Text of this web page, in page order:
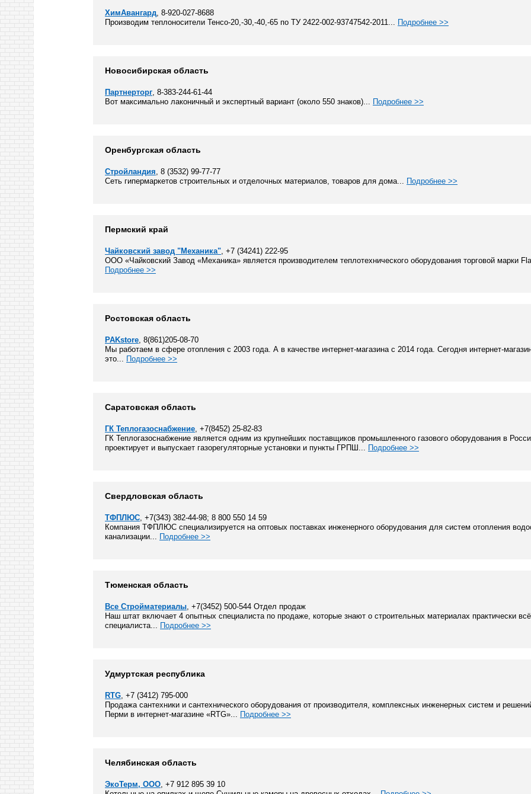
ХимАвангард, 8-920-027-8688
Производим теплоносители Тенсо-20,-30,-40,-65 по ТУ 2422-002-93747542-2011... Подробнее >>
Новосибирская область
Партнерторг, 8-383-244-61-44
Вот максимально лаконичный и экспертный вариант (около 550 знаков)... Подробнее >>
Оренбургская область
Стройландия, 8 (3532) 99-77-77
Сеть гипермаркетов строительных и отделочных материалов, товаров для дома... Подробнее >>
Пермский край
Чайковский завод "Механика", +7 (34241) 222-95
ООО «Чайковский Завод «Механика» является производителем теплотехнического оборудования торговой марки
Подробнее >>
Ростовская область
PAKstore, 8(861)205-08-70
Мы работаем в сфере отопления с 2003 года. А в качестве интернет-магазина с 2014 года. Сегодня интернет-
это... Подробнее >>
Саратовская область
ГК Теплогазоснабжение, +7(8452) 25-82-83
ГК Теплогазоснабжение является одним из крупнейших поставщиков промышленного газового оборудования в
проектирует и выпускает газорегуляторные установки и пункты ГРПШ... Подробнее >>
Свердловская область
ТФПЛЮС, +7(343) 382-44-98; 8 800 550 14 59
Компания ТФПЛЮС специализируется на оптовых поставках инженерного оборудования для систем отопления
канализации... Подробнее >>
Тюменская область
Все Стройматериалы, +7(3452) 500-544 Отдел продаж
Наш штат включает 4 опытных специалиста по продаже, которые знают о строительных материалах практически
специалиста... Подробнее >>
Удмуртская республика
RTG, +7 (3412) 795-000
Продажа сантехники и сантехнического оборудования от производителя, комплексных инженерных систем и
Перми в интернет-магазине «RTG»... Подробнее >>
Челябинская область
ЭкоТерм, ООО, +7 912 895 39 10